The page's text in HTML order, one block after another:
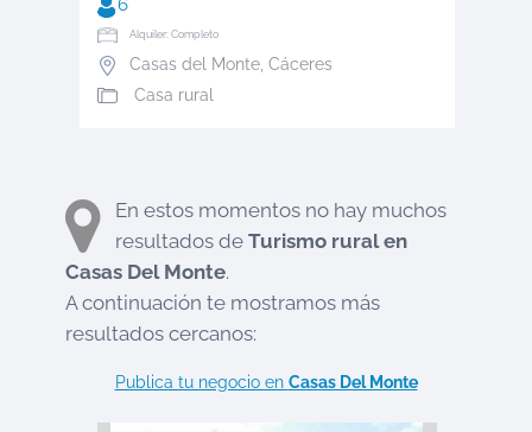
6
Alquiler: Completo
Casas del Monte, Cáceres
Casa rural
En estos momentos no hay muchos
resultados de Turismo rural en
Casas Del Monte.
A continuación te mostramos más
resultados cercanos:
Publica tu negocio en Casas Del Monte